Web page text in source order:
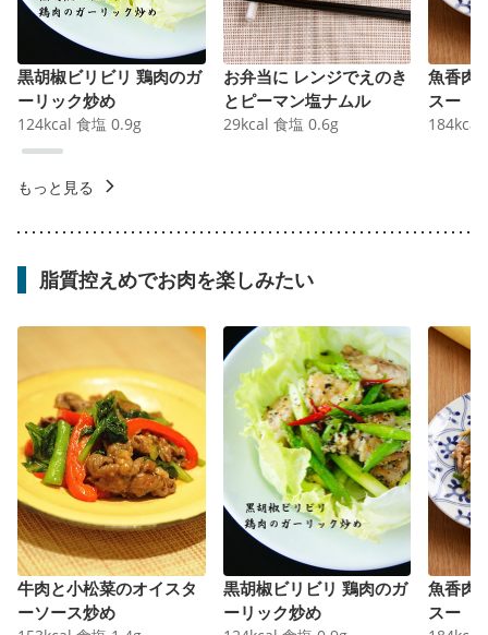
黒胡椒ビリビリ 鶏肉のガ
ーリック炒め
124kcal 食塩 0.9g
お弁当に レンジでえのき
とピーマン塩ナムル
29kcal 食塩 0.6g
魚香肉
スー
184kcal
もっと見る
脂質控えめでお肉を楽しみたい
牛肉と小松菜のオイスタ
ーソース炒め
黒胡椒ビリビリ 鶏肉のガ
ーリック炒め
魚香肉
スー